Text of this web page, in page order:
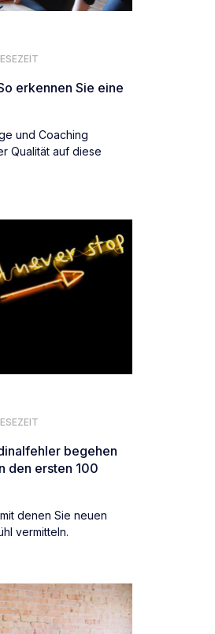
erkennen Sie eine
und Coaching
Qualität auf diese
begehen
den ersten 100
denen Sie neuen
vermitteln.